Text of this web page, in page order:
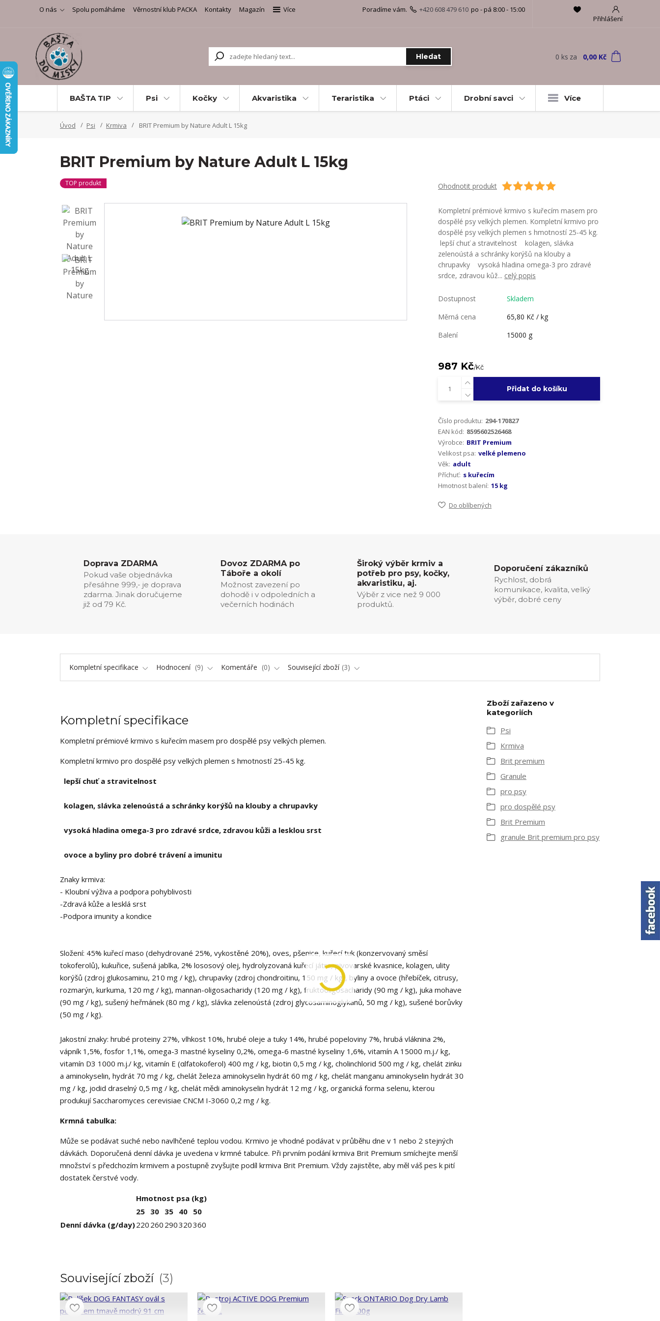
O nás Spolu pomáháme Věrnostní klub PACKA Kontakty Magazín
Více
Přihlášení
Hledat
Poradíme vám. +420 608 479 610 po - pá 8:00 - 15:00
0 ks za 0,00 Kč
BAŠTA TIP Psi Kočky Akvaristika Teraristika Ptáci Drobní savci Více
Úvod Psi Krmiva BRIT Premium by Nature Adult L 15kg
BRIT Premium by Nature Adult L 15kg
TOP produkt Ohodnotit produkt
Kompletní prémiové krmivo s kuřecím masem pro
dospělé psy velkých plemen. Kompletní krmivo pro
dospělé psy velkých plemen s hmotností 25-45 kg.
lepší chuť a stravitelnost kolagen, slávka
zelenoústá a schránky korýšů na klouby a
chrupavky vysoká hladina omega-3 pro zdravé
srdce, zdravou kůž... celý popis
Dostupnost
Skladem
Měrná cena
65,80 Kč / kg
Balení
15000 g
987 Kč/Kč
Přidat do košíku
Číslo produktu: 294-170827
EAN kód: 8595602526468
Výrobce: BRIT Premium
Velikost psa: velké plemeno
Věk: adult
Příchuť: s kuřecím
Hmotnost balení: 15 kg
Do oblíbených
Doprava ZDARMA
Pokud vaše objednávka
přesáhne 999,- je doprava
zdarma. Jinak doručujeme
již od 79 Kč.
Dovoz ZDARMA po
Táboře a okolí
Možnost zavezení po
dohodě i v odpoledních a
večerních hodinách
Široký výběr krmiv a
potřeb pro psy, kočky,
akvaristiku, aj.
Výběr z vice než 9 000
produktů.
Doporučení zákazníků
Rychlost, dobrá
komunikace, kvalita, velký
výběr, dobré ceny
Kompletní specifikace Hodnocení 9 Komentáře 0 Související zboží 3
Kompletní specifikace
Kompletní prémiové krmivo s kuřecím masem pro dospělé psy velkých plemen.
Kompletní krmivo pro dospělé psy velkých plemen s hmotností 25-45 kg.
lepší chuť a stravitelnost
kolagen, slávka zelenoústá a schránky korýšů na klouby a chrupavky
vysoká hladina omega-3 pro zdravé srdce, zdravou kůži a lesklou srst
ovoce a byliny pro dobré trávení a imunitu
Znaky krmiva:
- Kloubní výživa a podpora pohyblivosti
-Zdravá kůže a lesklá srst
-Podpora imunity a kondice
Složení: 45% kuřecí maso (dehydrované 25%, vykostěné 20%), oves, pšenice, kuřecí tuk (konzervovaný směsí
tokoferolů), kukuřice, sušená jablka, 2% lososový olej, hydrolyzovaná kuřecí játra, pivovarské kvasnice, kolagen, ulity
korýšů (zdroj glukosaminu, 210 mg / kg), chrupavky (zdroj chondroitinu, 150 mg / kg), byliny a ovoce (hřebíček, citrusy,
rozmarýn, kurkuma, 120 mg / kg), mannan-oligosacharidy (120 mg / kg), fruktooligosacharidy (90 mg / kg), juka mohave
(90 mg / kg), sušený heřmánek (80 mg / kg), slávka zelenoústá (zdroj glycosaminoglykanů, 50 mg / kg), sušené borůvky
(50 mg / kg).
Jakostní znaky: hrubé proteiny 27%, vlhkost 10%, hrubé oleje a tuky 14%, hrubé popeloviny 7%, hrubá vláknina 2%,
vápník 1,5%, fosfor 1,1%, omega-3 mastné kyseliny 0,2%, omega-6 mastné kyseliny 1,6%, vitamín A 15000 m.j./ kg,
vitamín D3 1000 m.j./ kg, vitamín E (αlfatokoferol) 400 mg / kg, biotin 0,5 mg / kg, cholinchlorid 500 mg / kg, chelát zinku
a aminokyselin, hydrát 70 mg / kg, chelát železa aminokyselin hydrát 60 mg / kg, chelát manganu aminokyselin hydrát 30
mg / kg, jodid draselný 0,5 mg / kg, chelát mědi aminokyselin hydrát 12 mg / kg, organická forma selenu, kterou
produkují Saccharomyces cerevisiae CNCM I-3060 0,2 mg / kg.
Krmná tabulka:
Může se podávat suché nebo navlhčené teplou vodou. Krmivo je vhodné podávat v průběhu dne v 1 nebo 2 stejných
dávkách. Doporučená denní dávka je uvedena v krmné tabulce. Při prvním podání krmiva Brit Premium smíchejte menší
množství s předchozím krmivem a postupně zvyšujte podíl krmiva Brit Premium. Vždy zajistěte, aby měl váš pes k pití
dostatek čerstvé vody.
Hmotnost psa (kg)
25 30 35 40 50
Denní dávka (g/day)220 260 290320360
Zboží zařazeno v
kategoriích
Psi
Krmiva
Brit premium
Granule
pro psy
pro dospělé psy
Brit Premium
granule Brit premium pro psy
Související zboží 3